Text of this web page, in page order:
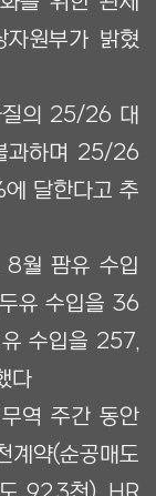
자원부가 밝혔
질의 25/26 대
과하며 25/26
달한다고 추
8월 팜유 수입
유 수입을 36
수입을 257,
다
역 주간 동안
약(순공매도
92.3천), HR